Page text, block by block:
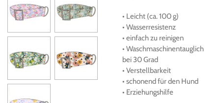
• Leicht (ca.100 g)
• Wasserresistenz
• einfach zu reinigen
• Waschmaschinentauglich
bei 30 Grad
• Verstellbarkeit
• schonend für den Hund
• Erziehungshilfe